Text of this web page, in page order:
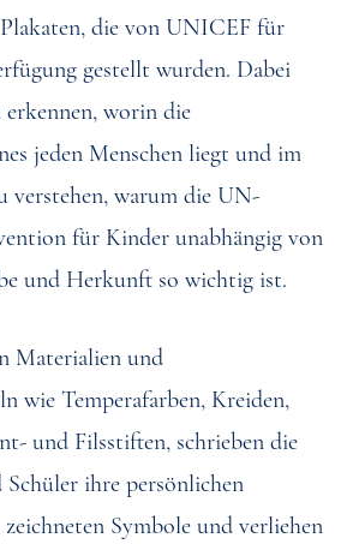
die von UNICEF für
gestellt wurden. Dabei
erkennen, worin die
jeden Menschen liegt und im
verstehen, warum die UN-
für Kinder unabhängig von
und Herkunft so wichtig ist.
Materialien und
wie Temperafarben, Kreiden,
und Filsstiften, schrieben die
ihre persönlichen
zeichneten Symbole und verliehen